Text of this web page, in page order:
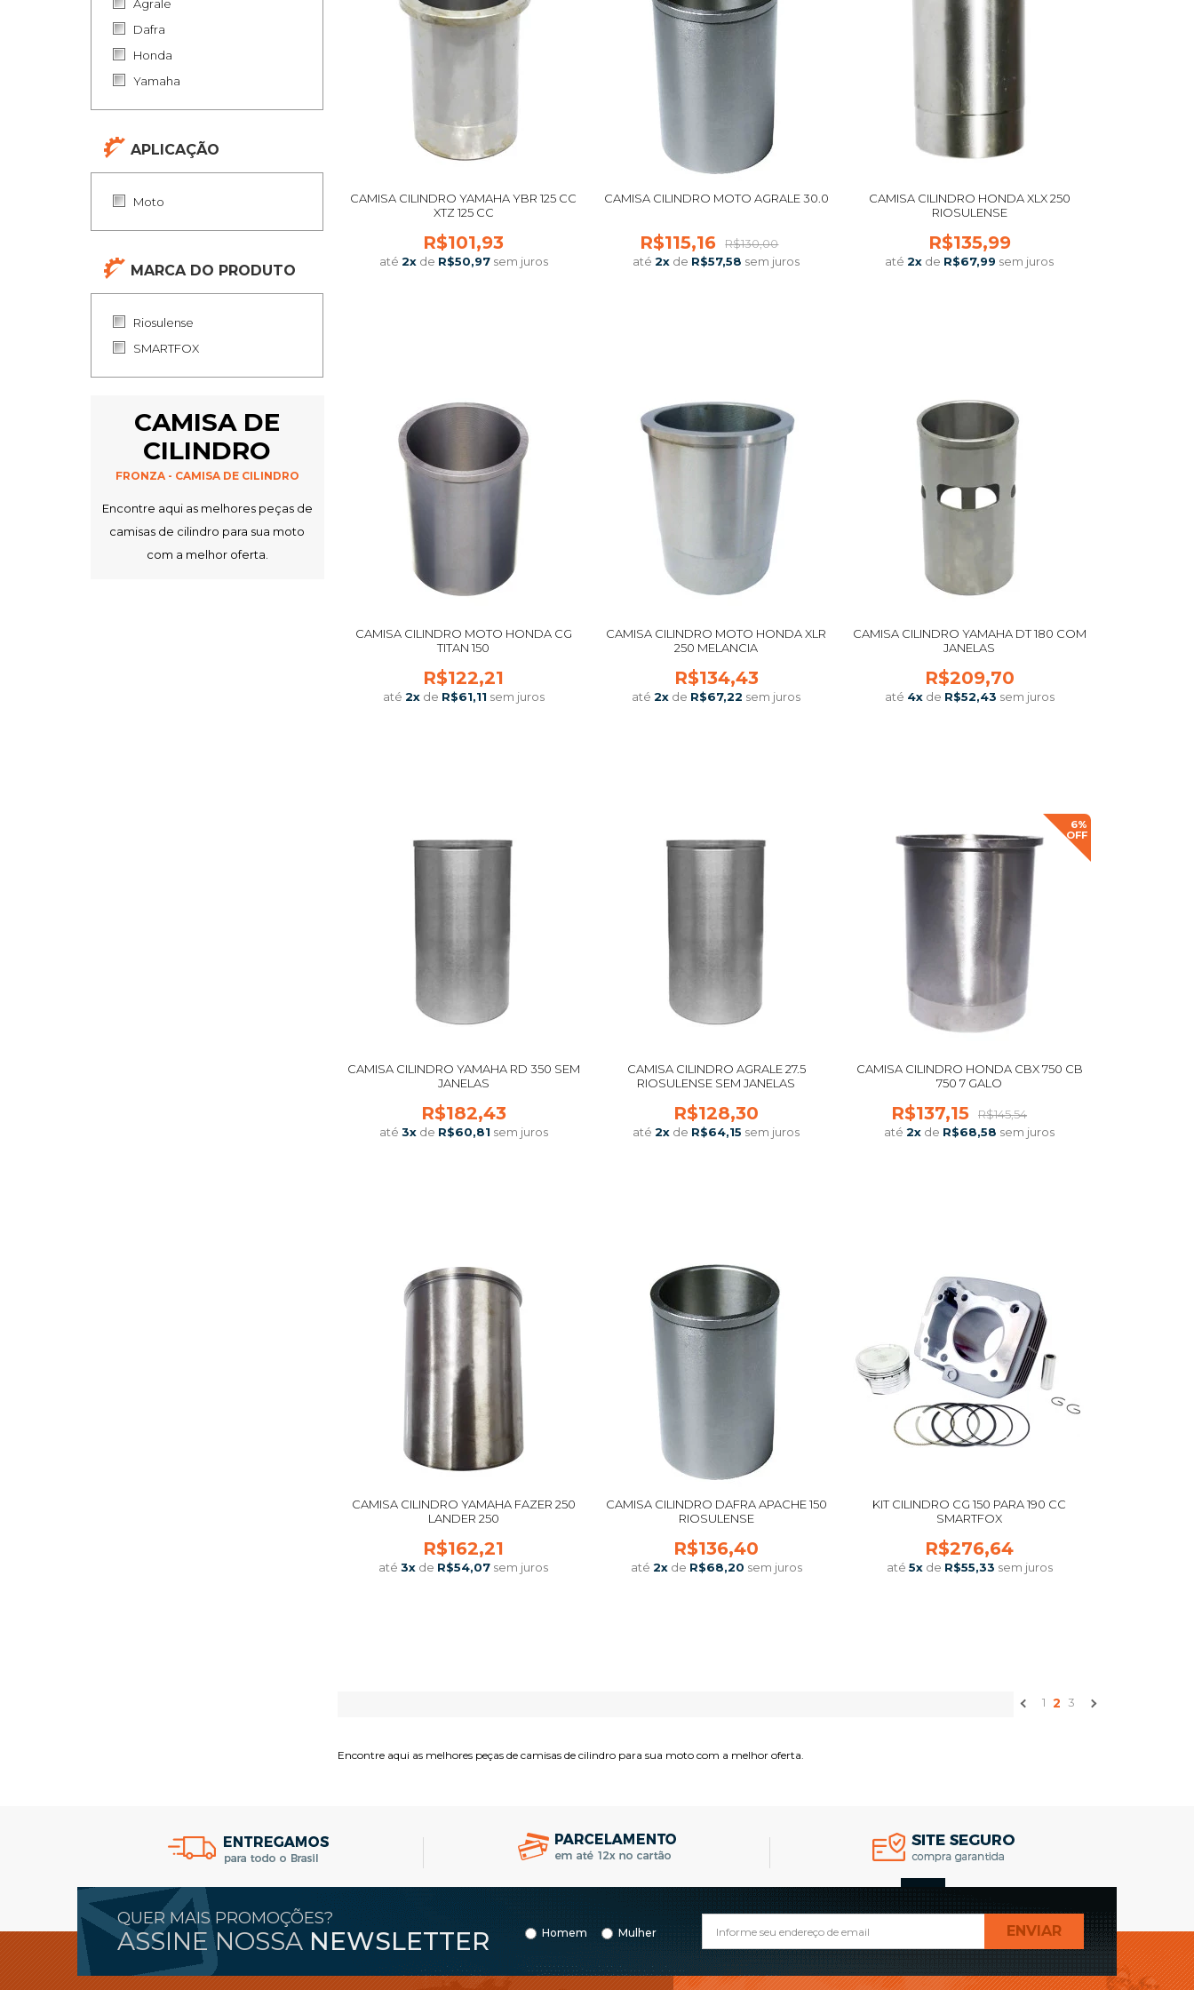
Agrale
Dafra
Honda
Yamaha
APLICAÇÃO
Moto
MARCA DO PRODUTO
Riosulense
SMARTFOX
CAMISA DE
CILINDRO
FRONZA - CAMISA DE CILINDRO
Encontre aqui as melhores peças de
camisas de cilindro para sua moto
com a melhor oferta.
CAMISA CILINDRO YAMAHA YBR 125 CC
XTZ 125 CC
R$101,93
até 2xde R$50,97sem juros
CAMISA CILINDRO MOTO AGRALE 30.0
R$130,00
R$115,16
até2x de R$57,58 sem juros
CAMISA CILINDRO HONDA XLX 250
RIOSULENSE
R$135,99
até2x de R$67,99 sem juros
CAMISA CILINDRO MOTO HONDA CG
TITAN 150
R$122,21
até 2xde R$61,11 sem juros
CAMISA CILINDRO MOTO HONDA XLR
250 MELANCIA
R$134,43
até2x de R$67,22 sem juros
CAMISA CILINDRO YAMAHA DT 180 COM
JANELAS
R$209,70
até 4xde R$52,43 sem juros
CAMISA CILINDRO YAMAHA RD 350 SEM
JANELAS
R$182,43
até 3xde R$60,81 sem juros
CAMISA CILINDRO AGRALE 27.5
RIOSULENSE SEM JANELAS
R$128,30
até2x de R$64,15 sem juros
6%
OFF
CAMISA CILINDRO HONDA CBX 750 CB
750 7 GALO
R$145,54
R$137,15
até2x de R$68,58 sem juros
CAMISA CILINDRO YAMAHA FAZER 250
LANDER 250
R$162,21
até3x de R$54,07 sem juros
CAMISA CILINDRO DAFRA APACHE 150
RIOSULENSE
R$136,40
até 2xde R$68,20 sem juros
KIT CILINDRO CG 150 PARA 190 CC
SMARTFOX
R$276,64
até 5xde R$55,33 sem juros
1 2 3
Encontre aqui as melhores peças de camisas de cilindro para sua moto com a melhor oferta.
QUER MAIS PROMOÇÕES?
ASSINE NOSSA NEWSLETTER Homem Mulher ENVIAR
TOPO